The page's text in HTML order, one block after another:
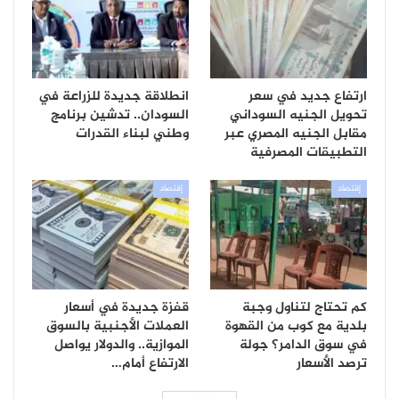
ارتفاع جديد في سعر
تحويل الجنيه السوداني
مقابل الجنيه المصري عبر
التطبيقات المصرفية
انطلاقة جديدة للزراعة في
السودان.. تدشين برنامج
وطني لبناء القدرات
إقتصاد
كم تحتاج لتناول وجبة
بلدية مع كوب من القهوة
في سوق الدامر؟ جولة
ترصد الأسعار
إقتصاد
قفزة جديدة في أسعار
العملات الأجنبية بالسوق
الموازية.. والدولار يواصل
الارتفاع أمام…